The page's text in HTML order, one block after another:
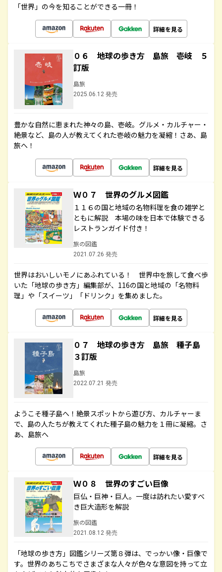
「世界」の今を知ることができる一冊！
詳細を見る
０６ 地球の歩き方 島旅 壱岐 ５
訂版
島旅
2025.06.12 発売
豊かな自然に恵まれた神々の島、壱岐。グルメ・カルチャー・
絶景など、島の人が教えてくれた壱岐の魅力を凝縮！さあ、島
旅へ！
詳細を見る
Ｗ０７ 世界のグルメ図鑑
１１６の国と地域の名物料理を食の雑学と
ともに解説 本場の味を日本で体験できる
レストランガイド付き！
旅の図鑑
2021.07.26 発売
世界はおいしいモノにあふれている！ 世界中を旅して食べ歩
いた「地球の歩き方」編集部が、116の国と地域の「名物料
理」や「スイーツ」「ドリンク」を集めました。
詳細を見る
０７ 地球の歩き方 島旅 種子島
３訂版
島旅
2022.07.21 発売
ようこそ種子島へ！絶景スポットから遊び方、カルチャーま
で、島の人たちが教えてくれた種子島の魅力を１冊に凝縮。さ
あ、島旅へ
詳細を見る
Ｗ０８ 世界のすごい巨像
巨仏・巨神・巨人。一度は訪れたい愛すべ
き巨大造形を解説
旅の図鑑
2021.08.12 発売
「地球の歩き方」図鑑シリーズ第８弾は、でっかい像・巨像で
す。世界のあちこちでさまざまな人々が色々な意図を持って立